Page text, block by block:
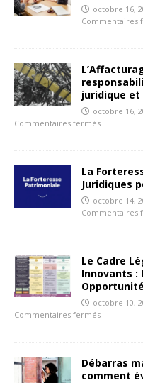
octobre 16,
Commentaires
juridique et
octobre 16,
Commentaires fermés
La
Juridiques
octobre 14,
Commentaires
Le Cadre
Innovants :
octobre 10,
Commentaires fermés
Débarras
comment